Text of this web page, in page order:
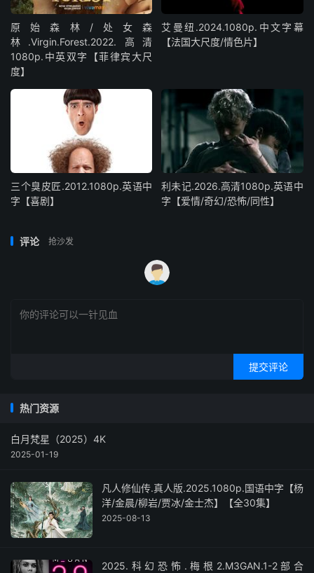
原始森林/处女森
林.Virgin.Forest.2022.高清
1080p.中英双字【菲律宾大尺
度】
艾曼纽.2024.1080p.中文字幕
【法国大尺度/情色片】
三个臭皮匠.2012.1080p.英语中
字【喜剧】
利未记.2026.高清1080p.英语中
字【爱情/奇幻/恐怖/同性】
评论 抢沙发
提交评论
热门资源
白月梵星（2025）4K
2025-01-19
凡人修仙传.真人版.2025.1080p.国语中字【杨
洋/金晨/柳岩/贾冰/金士杰】【全30集】
2025-08-13
2025.科幻恐怖.梅根2.M3GAN.1-2部合